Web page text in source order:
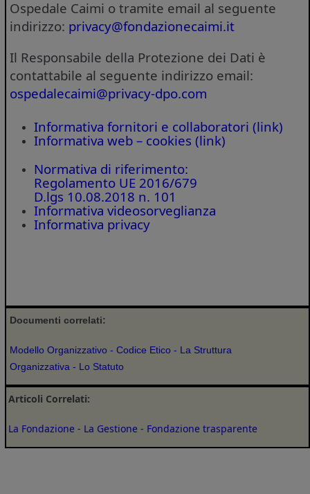
Ospedale Caimi o tramite email al seguente
indirizzo: privacy@fondazionecaimi.it
Il Responsabile della Protezione dei Dati è
contattabile al seguente indirizzo email:
ospedalecaimi@privacy-dpo.com
Informativa fornitori e collaboratori (link)
Informativa web – cookies (link)
Normativa di riferimento:
Regolamento UE 2016/679
D.lgs 10.08.2018 n. 101
Informativa videosorveglianza
Informativa privacy
Documenti correlati:
Modello Organizzativo - Codice Etico - La Struttura
Organizzativa - Lo Statuto
Articoli Correlati:
La Fondazione - La Gestione - Fondazione trasparente